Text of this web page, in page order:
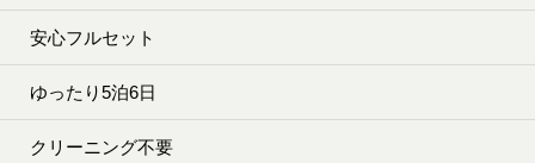
安心フルセット
ゆったり5泊6日
クリーニング不要